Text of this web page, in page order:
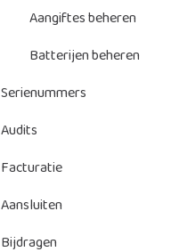
Aangiftes beheren
Batterijen beheren
Serienummers
Serienummers toevoegen
Serienummers beheren
Audits
Facturatie
Aansluiten
Bijdragen